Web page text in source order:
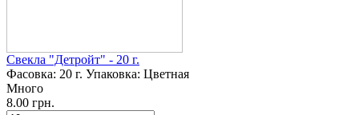
Свекла "Детройт" - 20 г.
Фасовка: 20 г. Упаковка: Цветная
Много
8.00 грн.